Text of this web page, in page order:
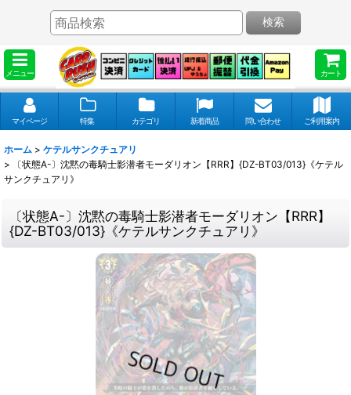
メニュー カート
検索
マイページ 特集 カテゴリ 新着商品 問い合わせ ご利用案内
ホーム > ケテルサンクチュアリ
>
〔状態A-〕沈黙の毒騎士影潜者モーダリオン【RRR】{DZ-BT03/013}《ケテル
サンクチュアリ》
〔状態A-〕沈黙の毒騎士影潜者モーダリオン【RRR】
{DZ-BT03/013}《ケテルサンクチュアリ》